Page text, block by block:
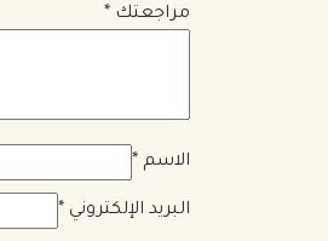
مراجعتك *
الاسم *
البريد الإلكتروني *